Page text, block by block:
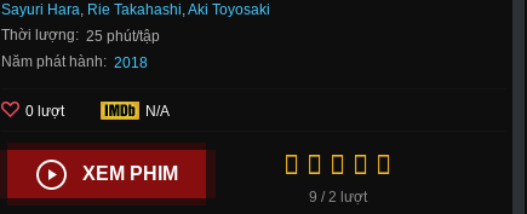
Sayuri Hara, Rie Takahashi,Aki Toyosaki
Thời lượng: 25 phút/tập
Năm phát hành: 2018
0 lượt N/A
XEM PHIM
9 / 2 lượt